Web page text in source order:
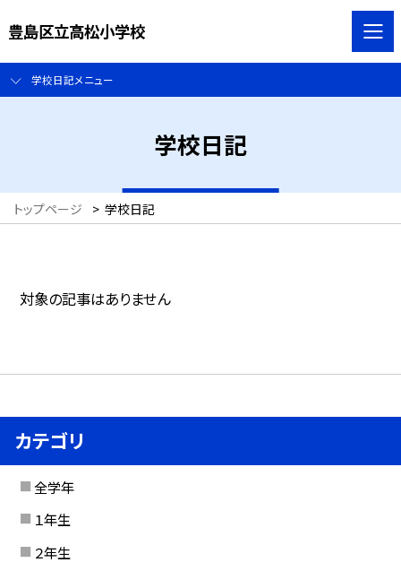
豊島区立高松小学校
学校日記メニュー
学校日記
トップページ > 学校日記
対象の記事はありません
カテゴリ
全学年
１年生
２年生